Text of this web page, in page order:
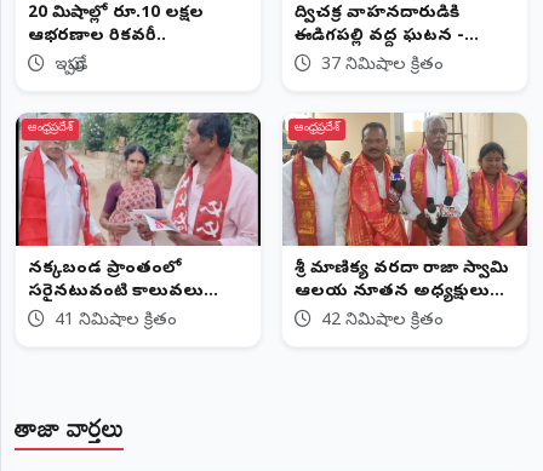
20 నిమిషాల్లో రూ.10 లక్షల
ఆభరణాల రికవరీ..
ఇప్పుడే
ద్విచక్ర వాహనదారుడికి
ఈడిగపల్లి వద్ద ఘటన -
తప్పిన ప్రాణాపాయం
37 నిమిషాల క్రితం
ఆంధ్రప్రదేశ్
నక్కబండ ప్రాంతంలో
సరైనటువంటి కాలువలు
లేవు...41 నిమిషాల క్రితం
ఆంధ్రప్రదేశ్
శ్రీ మాణిక్య వరదా రాజా స్వామి
ఆలయ నూతన అధ్యక్షులు
ఎన్నిక42 నిమిషాల క్రితం
తాజా వార్తలు